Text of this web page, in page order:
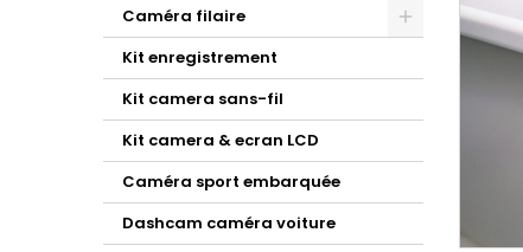
Caméra filaire
Kit enregistrement
Kit camera sans-fil
Kit camera & ecran LCD
Caméra sport embarquée
Dashcam caméra voiture